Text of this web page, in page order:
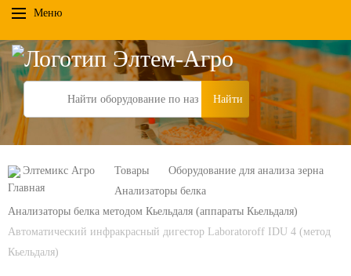
Меню
Search
Элтемикс Агро Товары
Оборудование для анализа зерна
Анализаторы белка
Анализаторы белка методом Кьельдаля (аппараты Кьельдаля)
Автоматический инфракрасный дигестор Laboratoroff IDU 4 (метод
Кьельдаля)